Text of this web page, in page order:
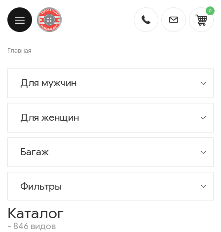
0
Главная
Для мужчин
Для женщин
Багаж
Фильтры
Каталог
- 846 видов